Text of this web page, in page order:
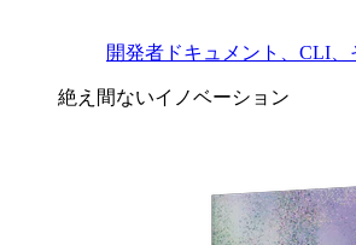
開発者ドキュメント、CLI、
絶え間ないイノベーション